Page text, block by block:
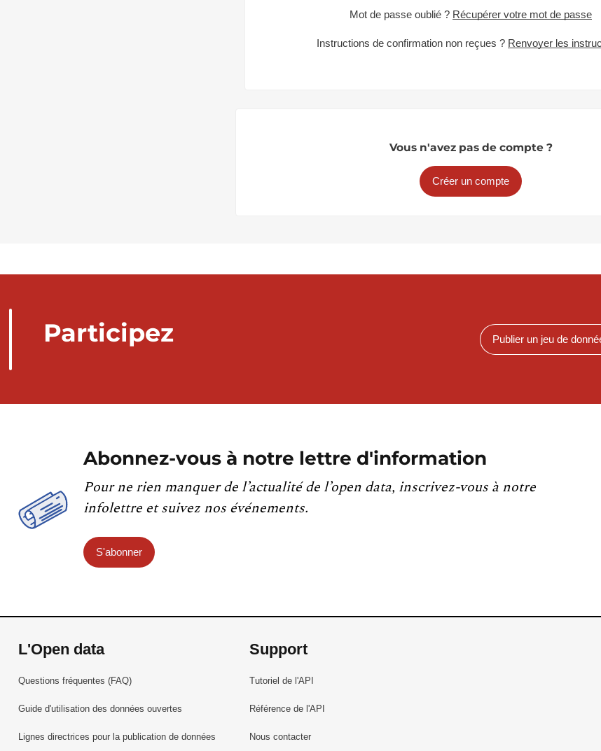
Mot de passe oublié ? Récupérer votre mot de passe
Instructions de confirmation non reçues ? Renvoyer les
Vous n'avez pas de compte ?
Créer un compte
Participez Publier un jeu de
Abonnez-vous à notre lettre d'information
Pour ne rien manquer de l’actualité de l’open data, inscrivez-vous à notre
infolettre et suivez nos événements.
S'abonner
L'Open data
Questions fréquentes (FAQ)
Guide d'utilisation des données ouvertes
Lignes directrices pour la publication de données
Support
Tutoriel de l'API
Référence de l'API
Nous contacter